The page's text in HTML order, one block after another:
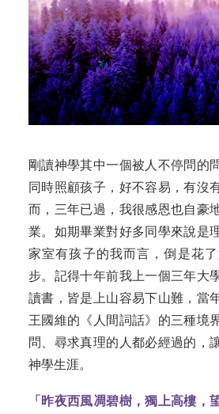
剛讀神學其中一個被人不停問的
同時照顧孩子，好不容易，有沒
而，三年已過，我很感恩也自豪
業。如期畢業對好多同學來說是
家室有孩子的我而言，倒是花
步。記得十年前我上一個三年大
讀書，皆是上山容易下山難，當
王國維的《人間詞話》的三種境
問、尋求真理的人都必經過的，
神學生涯。
「昨夜西風凋碧樹，獨上高樓，